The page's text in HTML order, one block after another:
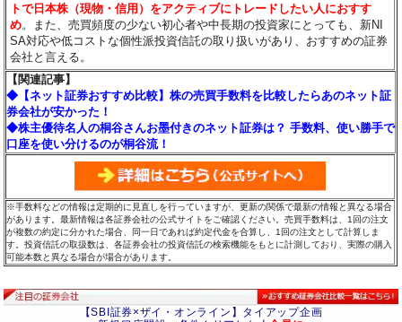
トで日本株（現物・信用）をアクティブにトレードしたい人におすす
め。また、売買頻度の少ない初心者や中長期の投資家にとっても、新NI
SA対応や低コストな個性派投資信託の取り扱いがあり、おすすめの証券
会社と言える。
【関連記事】
◆【ネット証券おすすめ比較】株の売買手数料を比較したらあのネット証
券会社が安かった！
◆株主優待名人の桐谷さんお墨付きのネット証券は？ 手数料、使い勝手で
口座を使い分けるのが桐谷流！
※手数料などの情報は定期的に見直しを行っていますが、更新の関係で最新の情報と異なる場合
があります。最新情報は各証券会社の公式サイトをご確認ください。売買手数料は、1回の注文
が複数の約定に分かれた場合、同一日であれば約定代金を合算し、1回の注文として計算しま
す。投資信託の取扱数は、各証券会社の投資信託の検索機能をもとに計測しており、実際の購入
可能本数と異なる場合が場合があります。
【SBI証券×ザイ・オンライン】タイアップ企画